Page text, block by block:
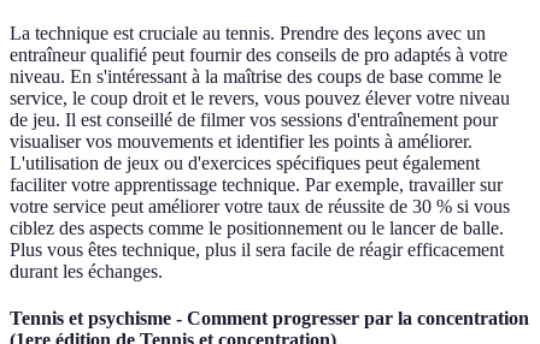
La technique est cruciale au tennis. Prendre des leçons avec un
entraîneur qualifié peut fournir des conseils de pro adaptés à votre
niveau. En s'intéressant à la maîtrise des coups de base comme le
service, le coup droit et le revers, vous pouvez élever votre niveau
de jeu. Il est conseillé de filmer vos sessions d'entraînement pour
visualiser vos mouvements et identifier les points à améliorer.
L'utilisation de jeux ou d'exercices spécifiques peut également
faciliter votre apprentissage technique. Par exemple, travailler sur
votre service peut améliorer votre taux de réussite de 30 % si vous
ciblez des aspects comme le positionnement ou le lancer de balle.
Plus vous êtes technique, plus il sera facile de réagir efficacement
durant les échanges.
Tennis et psychisme - Comment progresser par la concentration